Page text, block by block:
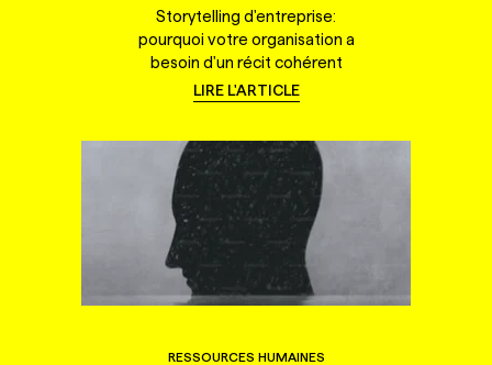
Storytelling d'entreprise:
pourquoi votre organisation a
besoin d'un récit cohérent
LIRE L'ARTICLE
RESSOURCES HUMAINES